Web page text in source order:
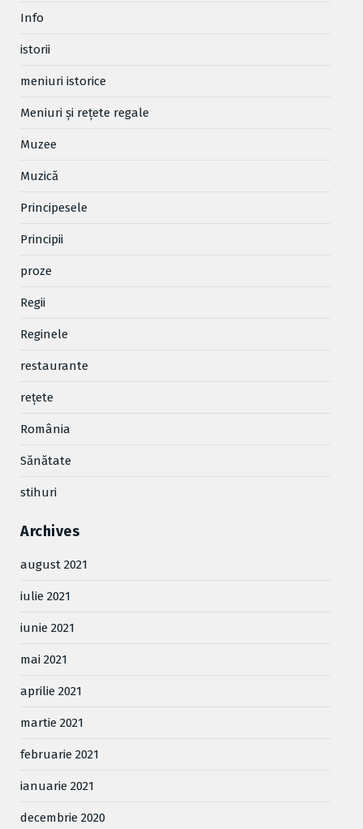
Info
istorii
meniuri istorice
Meniuri și rețete regale
Muzee
Muzică
Principesele
Principii
proze
Regii
Reginele
restaurante
reţete
România
Sănătate
stihuri
Archives
august 2021
iulie 2021
iunie 2021
mai 2021
aprilie 2021
martie 2021
februarie 2021
ianuarie 2021
decembrie 2020